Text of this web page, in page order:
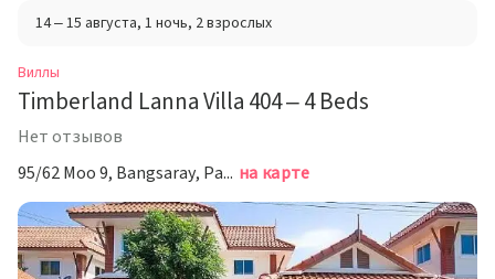
Таиланд
14 – 15 августа, 1 ночь, 2 взрослых
Виллы
Timberland Lanna Villa 404 – 4 Beds
Нет отзывов
95/62 Moo 9, Bangsaray, Pattaya Pattaya,Chonburi 20180, Chon Buri, Thailand, Банг-Саре на карте